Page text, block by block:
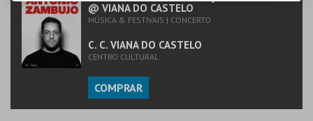
@ VIANA DO CASTELO
MÚSICA & FESTIVAIS | CONCERTO
C. C. VIANA DO CASTELO
CENTRO CULTURAL
COMPRAR